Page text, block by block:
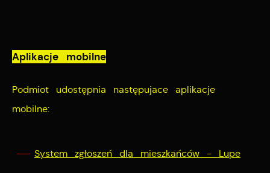
Aplikacje mobilne
Podmiot udostępnia następujace aplikacje
mobilne:
System zgłoszeń dla mieszkańców - Lupe